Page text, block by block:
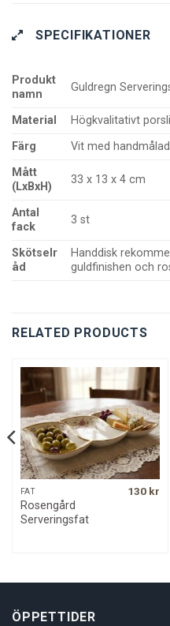
SPECIFIKATIONER
Produkt
namn
Guldregn
Material
Högkvalitativt
Färg
Vit med
Mått
(LxBxH)
33 x 13 x 4 cm
Antal
fack
3 st
Skötselr
åd
Handdisk
guldfinishen och
RELATED PRODUCTS
FAT
Rosengård
Serveringsfat
130 kr
ÖPPETTIDER